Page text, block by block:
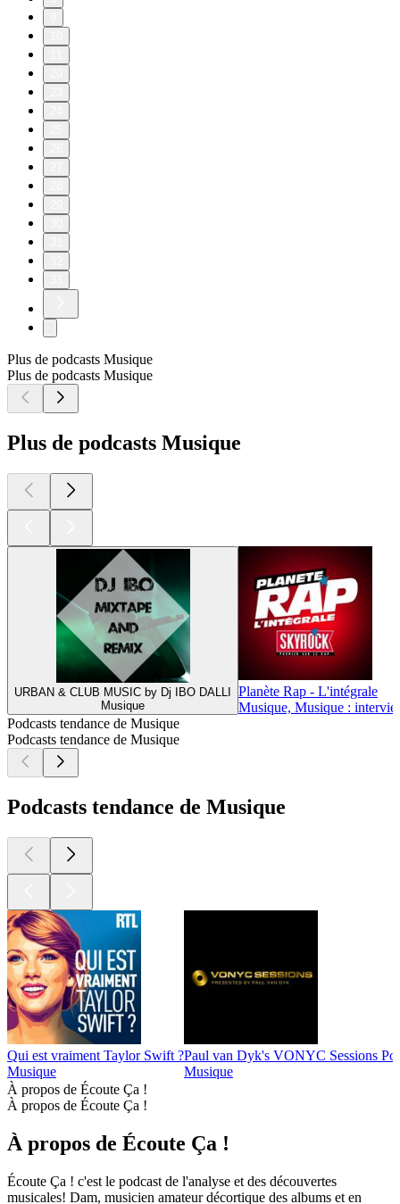
Plus de podcasts Musique
Plus de podcasts Musique
Plus de podcasts Musique
URBAN & CLUB MUSIC by Dj IBO DALLI
Musique
Planète Rap - L'intégrale
Musique, Musique :
Podcasts tendance de Musique
Podcasts tendance de Musique
Podcasts tendance de Musique
Qui est vraiment Taylor Swift ?
Musique
Paul van Dyk's VONYC Sessions
Musique
À propos de Écoute Ça !
À propos de Écoute Ça !
À propos de Écoute Ça !
Écoute Ça ! c'est le podcast de l'analyse et des découvertes
musicales! Dam, musicien amateur décortique des albums et en